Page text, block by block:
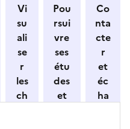
Vi
su
ali
se
r
les
ch
Pou
rsui
vre
ses
étu
des
et
Co
nta
cte
r
et
éc
ha